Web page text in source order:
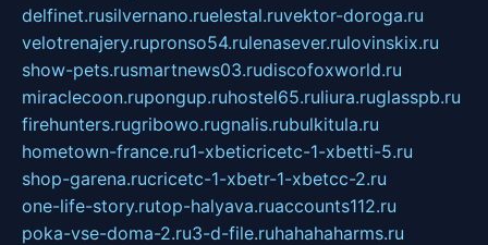
delfinet.rusilvernano.ruelestal.ruvektor-doroga.ru
velotrenajery.rupronso54.rulenasever.rulovinskix.ru
show-pets.rusmartnews03.rudiscofoxworld.ru
miraclecoon.rupongup.ruhostel65.ruliura.ruglasspb.ru
firehunters.rugribowo.rugnalis.rubulkitula.ru
hometown-france.ru1-xbeticricetc-1-xbetti-5.ru
shop-garena.rucricetc-1-xbetr-1-xbetcc-2.ru
one-life-story.rutop-halyava.ruaccounts112.ru
poka-vse-doma-2.ru3-d-file.ruhahahaharms.ru